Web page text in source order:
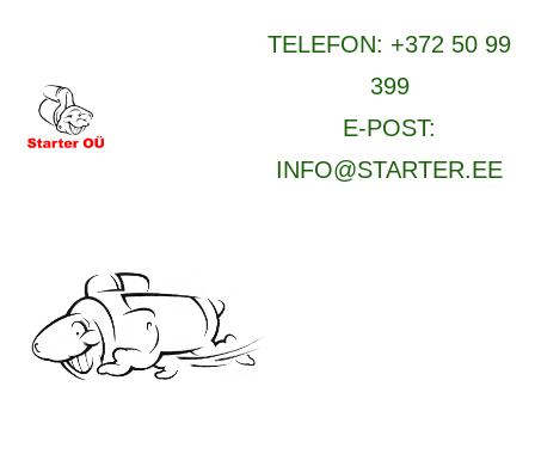
TELEFON: +372 50 99
399
E-POST:
INFO@STARTER.EE